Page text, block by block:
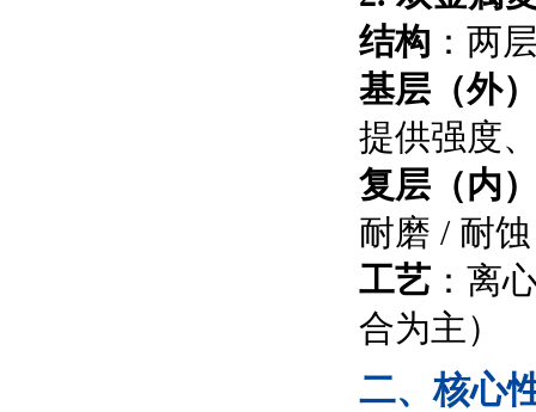
结构 ：两
基层（外
提供强度
复层（内
耐磨 / 耐蚀
工艺 ：离
合为主）
二、核心